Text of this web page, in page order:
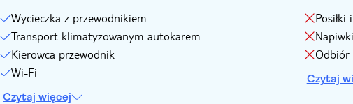
Wycieczka z przewodnikiem
Transport klimatyzowanym autokarem
Kierowca przewodnik
Wi-Fi
Czytaj więcej
Posiłki
Czytaj